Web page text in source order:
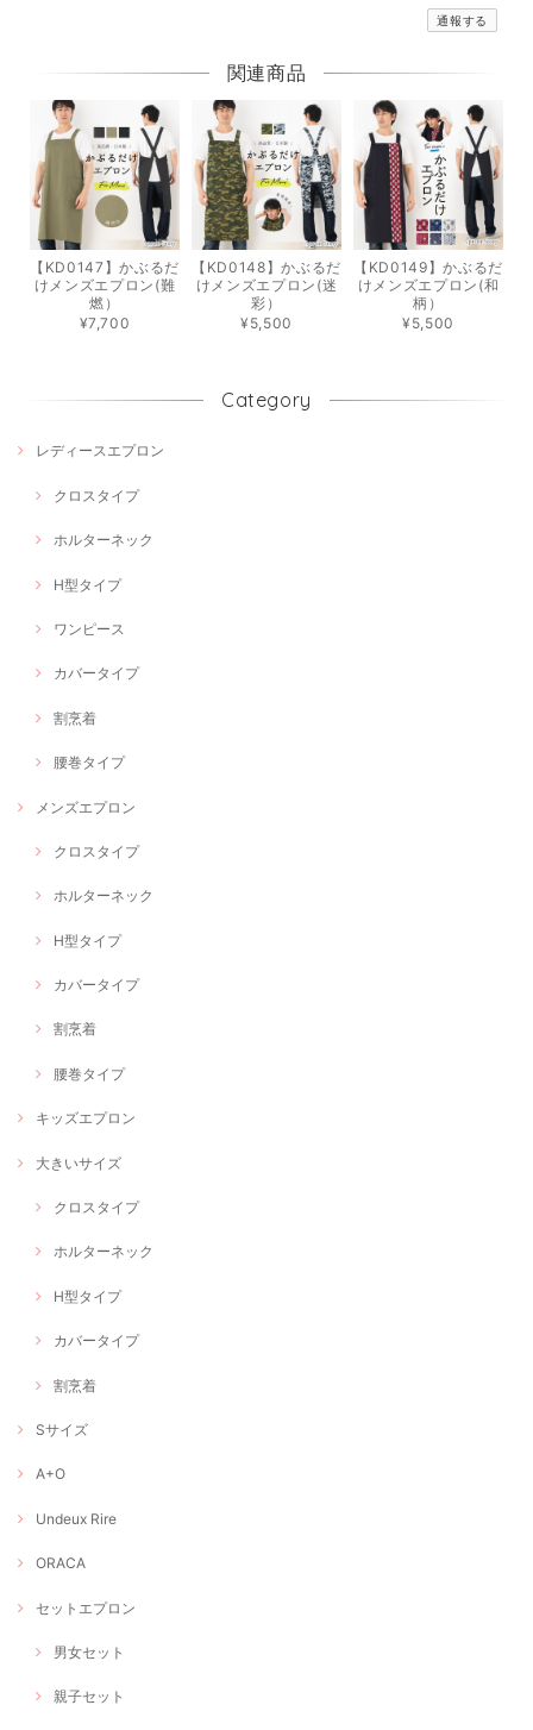
通報する
関連商品
【KD0147】かぶるだ
けメンズエプロン(難
燃）
¥7,700
【KD0148】かぶるだ
けメンズエプロン(迷
彩）
¥5,500
【KD0149】かぶるだ
けメンズエプロン(和
柄）
¥5,500
Category
レディースエプロン
クロスタイプ
ホルターネック
H型タイプ
ワンピース
カバータイプ
割烹着
腰巻タイプ
メンズエプロン
クロスタイプ
ホルターネック
H型タイプ
カバータイプ
割烹着
腰巻タイプ
キッズエプロン
大きいサイズ
クロスタイプ
ホルターネック
H型タイプ
カバータイプ
割烹着
Sサイズ
A+O
Undeux Rire
ORACA
セットエプロン
男女セット
親子セット